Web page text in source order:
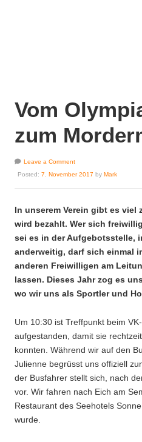
Vom
zum
Leave a Comment
Posted: 7. November 2017 by Mark
In unserem Verein gibt es
wird bezahlt. Wer sich
sei es in der Aufgebotsstelle,
anderweitig, darf sich einmal
anderen Freiwilligen am
lassen. Dieses Jahr zog es
wo wir uns als Sportler und
Um 10:30 ist Treffpunkt beim
aufgestanden, damit sie
konnten. Während wir auf den
Julienne begrüsst uns offiziell
der Busfahrer stellt sich, nach
vor. Wir fahren nach Eich am
Restaurant des Seehotels
wurde.